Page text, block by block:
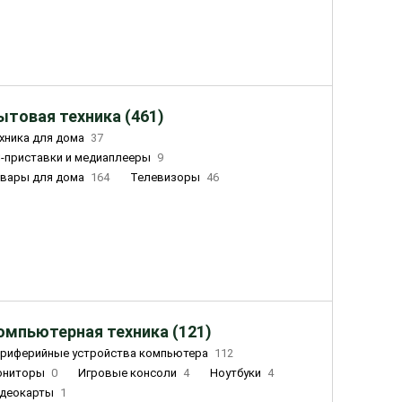
техника (461)
для дома 37
приставки и медиаплееры
9
для дома 164 Телевизоры 46
техника (121)
устройства компьютера 112
0 Игровые консоли 4 Ноутбуки 4
1